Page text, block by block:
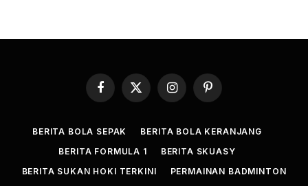
Facebook
X
(Twitter)
InstagramPinterest
BERITA BOLA SEPAK
BERITA BOLA KERANJANG
BERITA FORMULA 1
BERITA SKUASY
BERITA SUKAN HOKI TERKINI
PERMAINAN BADMINTON